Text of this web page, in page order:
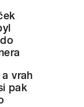
vrah
pak